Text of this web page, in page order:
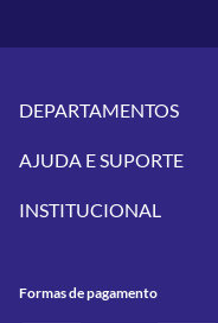
DEPARTAMENTOS
Vestuários
Pneus
Utilidades
AJUDA E SUPORTE
Meus Pedidos
INSTITUCIONAL
Contato
Formas de pagamento